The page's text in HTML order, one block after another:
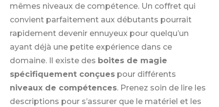
mêmes niveaux de compétence. Un coffret qui
convient parfaitement aux débutants pourrait
rapidement devenir ennuyeux pour quelqu’un
ayant déjà une petite expérience dans ce
domaine. Il existe des boites de magie
spécifiquement conçues pour différents
niveaux de compétences. Prenez soin de lire les
descriptions pour s’assurer que le matériel et les